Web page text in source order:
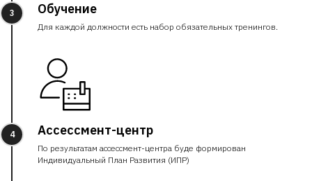
3 Обучение
Для каждой должности есть набор обязательных тренингов.
4 Ассессмент-центр
По результатам ассессмент-центра буде формирован
Индивидуальный План Развития (ИПР)